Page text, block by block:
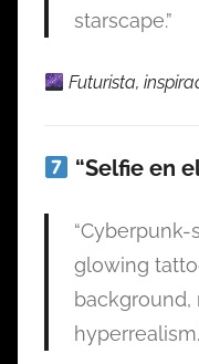
starscape.”
Futurista,
“Selfie en
glowing